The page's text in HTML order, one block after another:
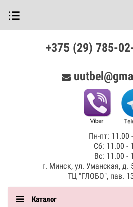
+375 (29) 785-
Пн-пт: 11.00
Сб: 11.00 -
Вс: 11.00 -
г. Минск, ул. Уманская,
ТЦ "ГЛОБО", пав.
Каталог